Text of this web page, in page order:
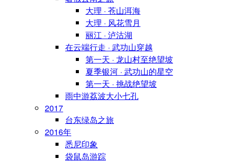
大理 · 苍山洱海
大理 · 风花雪月
丽江 · 泸沽湖
在云端行走 · 武功山穿越
第一天 · 龙山村至绝望坡
夏季银河 · 武功山的星空
第一天 · 挑战绝望坡
雨中游荔波大小七孔
2017
台东绿岛之旅
2016年
悉尼印象
袋鼠岛游踪